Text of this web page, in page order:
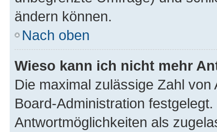
ändern können.
Nach oben
Wieso kann ich nicht mehr
Die maximal zulässige Zahl
Board-Administration
Antwortmöglichkeiten als